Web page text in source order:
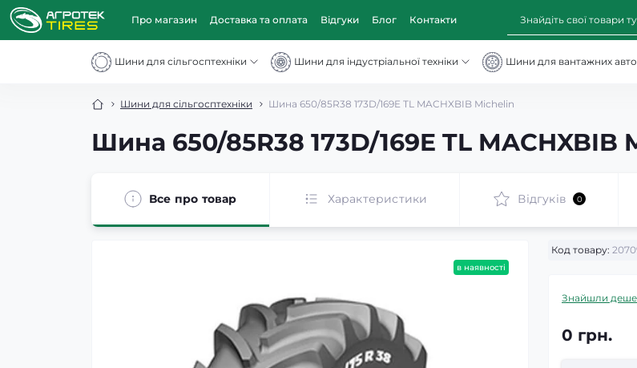
Про магазин Доставка та оплата Відгуки Блог Контакти
Шини для сільгосптехніки Шини для індустріальної техніки
Шини для вантажних
Шини для сільгосптехніки Шина 650/85R38 173D/169E TL MACHXBIB Michelin
Шина 650/85R38 173D/169E TL MACHXBIB
Все про товар Характеристики Відгуків 0
в наявності
Код товару:
Знайшли
0 грн.